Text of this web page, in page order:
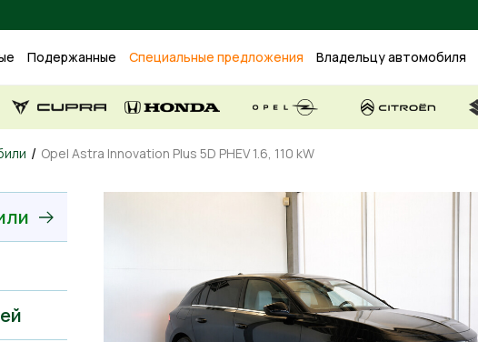
Подержанные Специальные предложения Владельцу автомобиля
/ Opel Astra Innovation Plus 5D PHEV 1.6, 110 kW